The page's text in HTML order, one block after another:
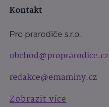
Kontakt
Pro prarodiče s.r.o.
obchod@proprarodice.cz
redakce@emaminy.cz
Zobrazit více